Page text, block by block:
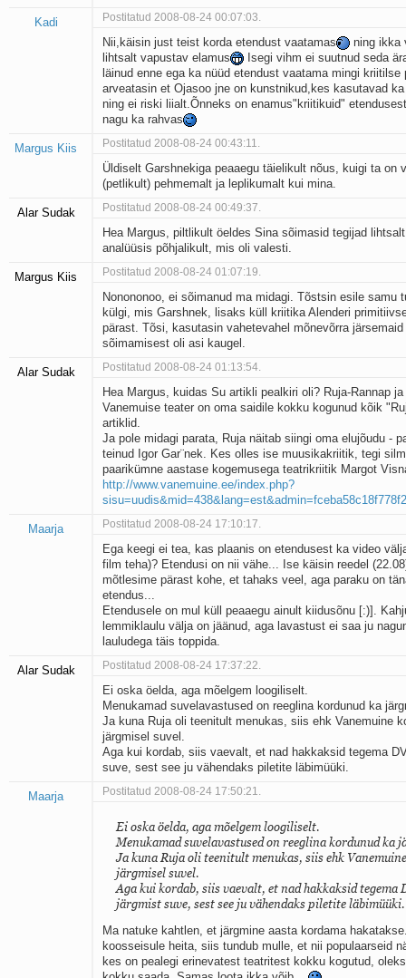
Kadi Postitatud 2008-08-24 00:07:03.
Nii,käisin just teist korda etendust vaatamas
ning ikka
lihtsalt vapustav elamus
Isegi vihm ei suutnud seda
läinud enne ega ka nüüd etendust vaatama mingi kriitilse
arveatasin et Ojasoo jne on kunstnikud,kes kasutavad
ning ei riski liialt.Õnneks on enamus"kriitikuid"
nagu ka rahvas
Margus Kiis Postitatud 2008-08-24 00:43:11.
Üldiselt Garshnekiga peaaegu täielikult nõus, kuigi ta on
(petlikult) pehmemalt ja leplikumalt kui mina.
Alar Sudak Postitatud 2008-08-24 00:49:37.
Hea Margus, piltlikult öeldes Sina sõimasid tegijad
analüüsis põhjalikult, mis oli valesti.
Margus Kiis Postitatud 2008-08-24 01:07:19.
Nonononoo, ei sõimanud ma midagi. Tõstsin esile samu
külgi, mis Garshnek, lisaks küll kriitika Alenderi
pärast. Tõsi, kasutasin vahetevahel mõnevõrra
sõimamisest oli asi kaugel.
Alar Sudak Postitatud 2008-08-24 01:13:54.
Hea Margus, kuidas Su artikli pealkiri oli? Ruja-Rannap
Vanemuise teater on oma saidile kokku kogunud kõik
artiklid.
Ja pole midagi parata, Ruja näitab siingi oma elujõudu -
teinud Igor Gar¨nek. Kes olles ise muusikakriitik, tegi
paarikümne aastase kogemusega teatrikriitik Margot
http://www.vanemuine.ee/index.php?
Maarja Postitatud 2008-08-24 17:10:17.
Ega keegi ei tea, kas plaanis on etendusest ka video
film teha)? Etendusi on nii vähe... Ise käisin reedel
mõtlesime pärast kohe, et tahaks veel, aga paraku on
etendus...
Etendusele on mul küll peaaegu ainult kiidusõnu [:)].
lemmiklaulu välja on jäänud, aga lavastust ei saa ju
lauludega täis toppida.
Alar Sudak Postitatud 2008-08-24 17:37:22.
Ei oska öelda, aga mõelgem loogiliselt.
Menukamad suvelavastused on reeglina kordunud ka
Ja kuna Ruja oli teenitult menukas, siis ehk Vanemuine
järgmisel suvel.
Aga kui kordab, siis vaevalt, et nad hakkaksid tegema
suve, sest see ju vähendaks piletite läbimüüki.
Maarja Postitatud 2008-08-24 17:50:21.
Ei oska öelda, aga mõelgem loogiliselt.
Menukamad suvelavastused on reeglina kordunud ka
Ja kuna Ruja oli teenitult menukas, siis ehk
järgmisel suvel.
Aga kui kordab, siis vaevalt, et nad hakkaksid tegema
järgmist suve, sest see ju vähendaks piletite läbimüüki.
Ma natuke kahtlen, et järgmine aasta kordama
koosseisule heita, siis tundub mulle, et nii populaarseid
kes on pealegi erinevatest teatritest kokku kogutud,